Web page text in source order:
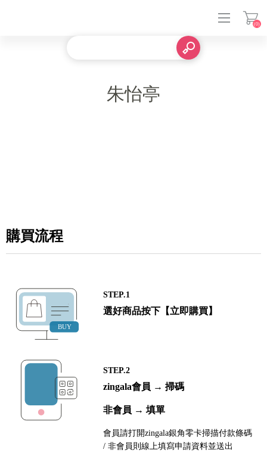
(0)
朱怡亭
購買流程
STEP.1
選好商品按下【立即購買】
STEP.2
zingala會員 → 掃碼
非會員 → 填單
會員請打開zingala銀角零卡掃描付款條碼
/ 非會員則線上填寫申請資料並送出